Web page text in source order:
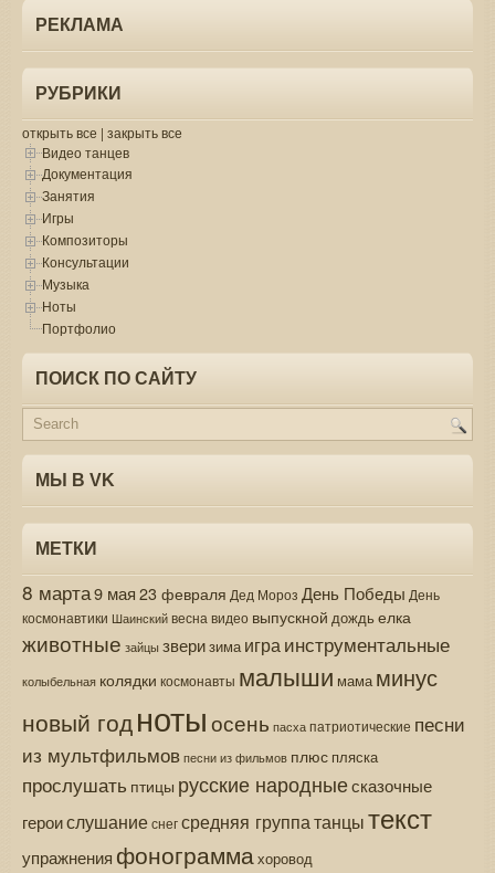
РЕКЛАМА
РУБРИКИ
открыть все | закрыть все
Видео танцев
Документация
Занятия
Игры
Композиторы
Консультации
Музыка
Ноты
Портфолио
ПОИСК ПО САЙТУ
МЫ В VK
МЕТКИ
8 марта9 мая 23 февраля Дед Мороз День Победы День
космонавтики Шаинскийвесна видео выпускной дождь елка
животные зайцы зверизима играинструментальные
колыбельная колядки космонавты малыши мама минус
новый годнотыосень пасха патриотические песни
из мультфильмов песни из фильмов плюс пляска
прослушать птицы русские народныесказочные
героислушаниеснегсредняя группатанцытекст
упражнения фонограммахоровод